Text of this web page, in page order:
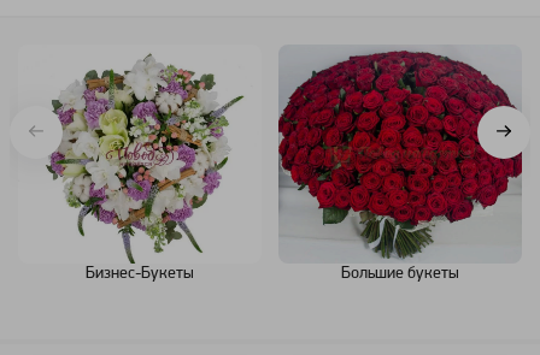
Бизнес-Букеты Большие букеты